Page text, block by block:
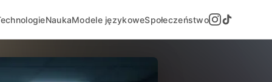
NaukaModele językoweSpołeczeństwo